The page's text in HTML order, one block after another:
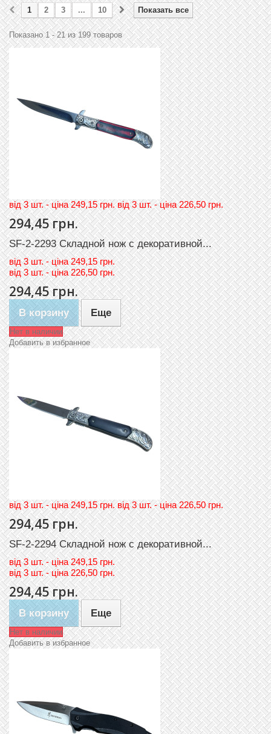
Показать все
1 2 3 ... 10
Показано 1 - 21 из 199 товаров
вiд 3 шт. - цiна 249,15 грн. вiд 3 шт. - цiна 226,50 грн.
294,45 грн.
SF-2-2293 Складной нож с декоративной...
вiд3 шт. - цiна 249,15 грн.
вiд3 шт. - цiна 226,50 грн.
294,45 грн.
В корзину Еще
Нет в наличии
Добавить в избранное
вiд 3 шт. - цiна 249,15 грн. вiд 3 шт. - цiна 226,50 грн.
294,45 грн.
SF-2-2294 Складной нож с декоративной...
вiд3 шт. - цiна 249,15 грн.
вiд3 шт. - цiна 226,50 грн.
294,45 грн.
В корзину Еще
Нет в наличии
Добавить в избранное